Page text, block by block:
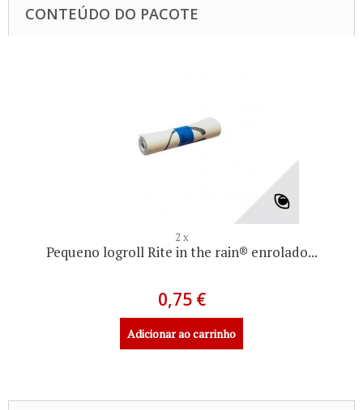
CONTEÚDO DO PACOTE
2 x
Pequeno logroll Rite in the rain® enrolado...
0,75 €
Adicionar ao carrinho